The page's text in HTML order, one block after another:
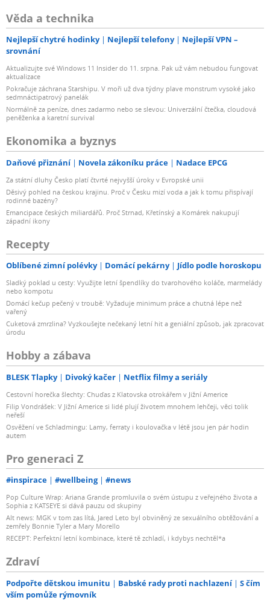
Věda a technika
Nejlepší chytré hodinky Nejlepší telefony
Nejlepší VPN –
srovnání
Aktualizujte své Windows 11 Insider do 11. srpna. Pak už vám nebudou fungovat
aktualizace
Pokračuje záchrana Starshipu. V moři už dva týdny plave monstrum vysoké jako
sedmnáctipatrový panelák
Normálně za peníze, dnes zadarmo nebo se slevou: Univerzální čtečka, cloudová
peněženka a karetní survival
Ekonomika a byznys
Daňové přiznání Novela zákoníku práce Nadace EPCG
Za státní dluhy Česko platí čtvrté nejvyšší úroky v Evropské unii
Děsivý pohled na českou krajinu. Proč v Česku mizí voda a jak k tomu přispívají
rodinné bazény?
Emancipace českých miliardářů. Proč Strnad, Křetínský a Komárek nakupují
západní ikony
Recepty
Oblíbené zimní polévky Domácí pekárny Jídlo podle horoskopu
Sladký poklad u cesty: Využijte letní špendlíky do tvarohového koláče, marmelády
nebo kompotu
Domácí kečup pečený v troubě: Vyžaduje minimum práce a chutná lépe než
vařený
Cuketová zmrzlina? Vyzkoušejte nečekaný letní hit a geniální způsob, jak zpracovat
úrodu
Hobby a zábava
BLESK Tlapky Divoký kačer Netflix filmy a seriály
Cestovní horečka šlechty: Chuďas z Klatovska otrokářem v Jižní Americe
Filip Vondrášek: V Jižní Americe si lidé plují životem mnohem lehčeji, věci tolik
neřeší
Osvěžení ve Schladmingu: Lamy, ferraty i koulovačka v létě jsou jen pár hodin
autem
Pro generaci Z
#inspirace #wellbeing #news
Pop Culture Wrap: Ariana Grande promluvila o svém ústupu z veřejného života a
Sophia z KATSEYE si dává pauzu od skupiny
Alt news: MGK v tom zas lítá, Jared Leto byl obviněný ze sexuálního obtěžování a
zemřely Bonnie Tyler a Mary Morello
RECEPT: Perfektní letní kombinace, které tě zchladí, i kdybys nechtěl*a
Zdraví
Podpořte dětskou imunitu Babské rady proti nachlazení
S čím
vším pomůže rýmovník